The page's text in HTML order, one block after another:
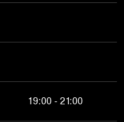
19:00 - 21:00